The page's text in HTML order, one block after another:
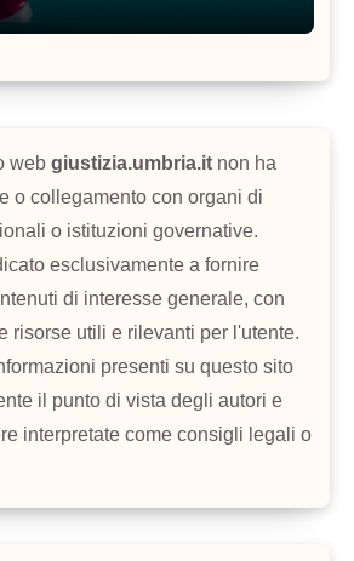
web giustizia.umbria.it non ha
o collegamento con organi di
o istituzioni governative.
esclusivamente a fornire
di interesse generale, con
risorse utili e rilevanti per l'utente.
presenti su questo sito
il punto di vista degli autori e
interpretate come consigli legali o